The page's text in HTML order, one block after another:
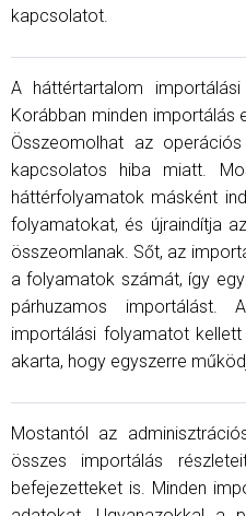
kapcsolatot.
A háttértartalom
Korábban minden
Összeomolhat az
kapcsolatos hiba miatt.
háttérfolyamatok másként
folyamatokat, és újraindítja
összeomlanak. Sőt, az
a folyamatok számát, így
párhuzamos importálást.
importálási folyamatot
akarta, hogy egyszerre
Mostantól az
összes importálás
befejezetteket is. Minden